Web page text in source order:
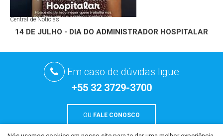
Central de Notícias
14 DE JULHO - DIA DO ADMINISTRADOR HOSPITALAR
Em caso de dúvidas ligue
+55 32 3729-3700
OU FALE CONOSCO